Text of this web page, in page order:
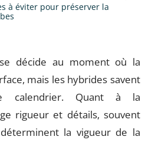
à éviter pour préserver la
décide au moment où la
mais les hybrides savent
calendrier. Quant à la
rigueur et détails, souvent
déterminent la vigueur de la